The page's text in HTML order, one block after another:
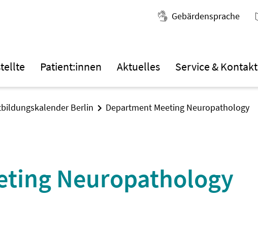
Gebärdensprache
Patient:innen Aktuelles Service & Kontakt
Berlin Department Meeting Neuropathology
Neuropathology